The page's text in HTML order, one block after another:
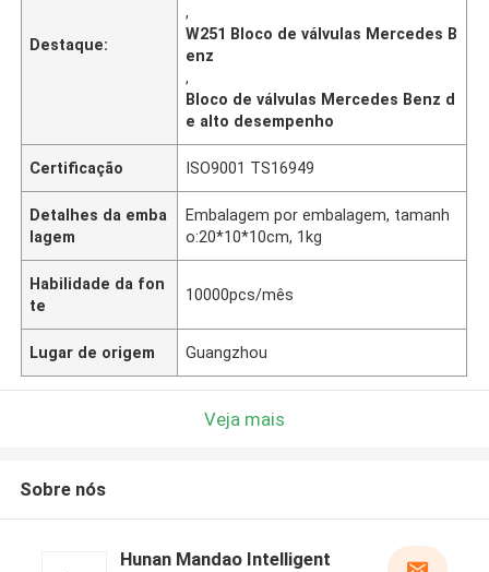
Destaque:
,
W251 Bloco de válvulas Mercedes B
enz
,
Bloco de válvulas Mercedes Benz d
e alto desempenho
Certificação ISO9001 TS16949
Detalhes da emba
lagem
Embalagem por embalagem, tamanh
o:20*10*10cm, 1kg
Habilidade da fon
te
10000pcs/mês
Lugar de origem Guangzhou
Veja mais
Sobre nós
Hunan Mandao Intelligent